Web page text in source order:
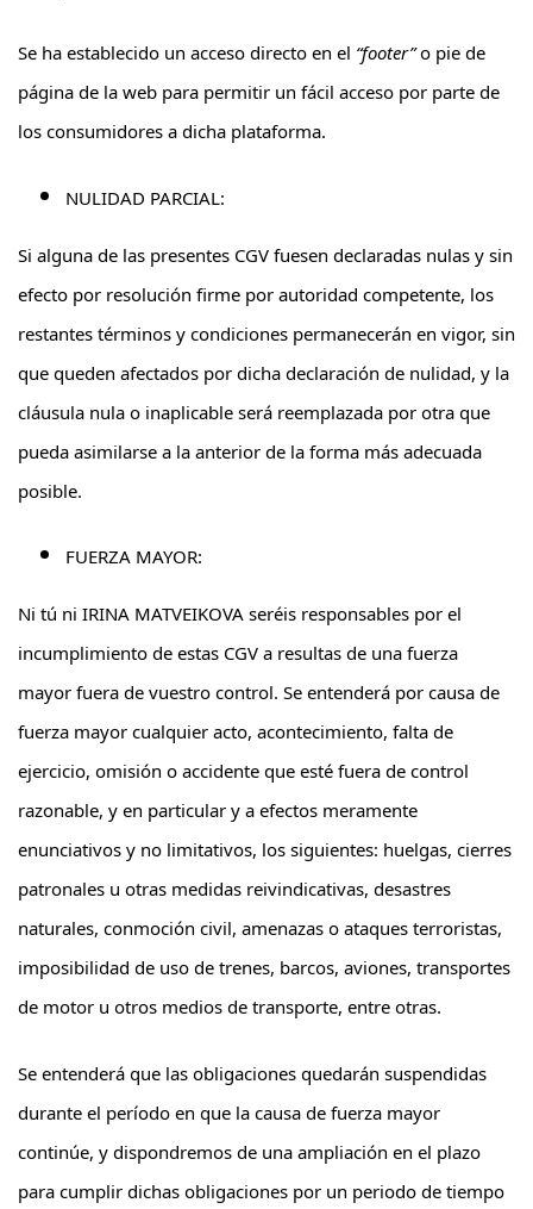
Se ha establecido un acceso directo en el “footer”o pie de
página de la web para permitir un fácil acceso por parte de
los consumidores a dicha plataforma.
NULIDAD PARCIAL:
Si alguna de las presentes CGV fuesen declaradas nulas y sin
efecto por resolución firme por autoridad competente, los
restantes términos y condiciones permanecerán en vigor, sin
que queden afectados por dicha declaración de nulidad, y la
cláusula nula o inaplicable será reemplazada por otra que
pueda asimilarse a la anterior de la forma más adecuada
posible.
FUERZA MAYOR:
Ni tú ni IRINA MATVEIKOVA seréis responsables por el
incumplimiento de estas CGV a resultas de una fuerza
mayor fuera de vuestro control. Se entenderá por causa de
fuerza mayor cualquier acto, acontecimiento, falta de
ejercicio, omisión o accidente que esté fuera de control
razonable, y en particular y a efectos meramente
enunciativos y no limitativos, los siguientes: huelgas, cierres
patronales u otras medidas reivindicativas, desastres
naturales, conmoción civil, amenazas o ataques terroristas,
imposibilidad de uso de trenes, barcos, aviones, transportes
de motor u otros medios de transporte, entre otras.
Se entenderá que las obligaciones quedarán suspendidas
durante el período en que la causa de fuerza mayor
continúe, y dispondremos de una ampliación en el plazo
para cumplir dichas obligaciones por un periodo de tiempo